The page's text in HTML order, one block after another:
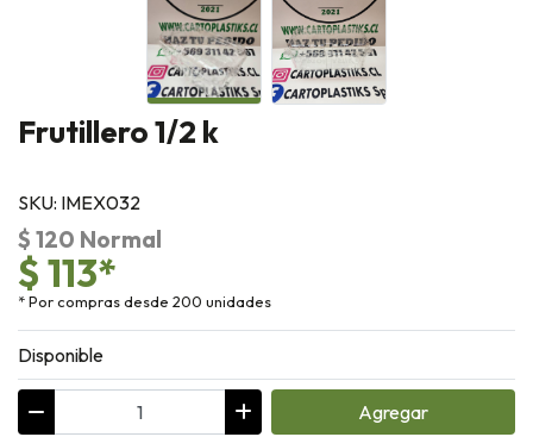
Frutillero 1/2 k
SKU: IMEX032
$ 120 Normal
$ 113*
* Por compras desde 200 unidades
Disponible
Agregar